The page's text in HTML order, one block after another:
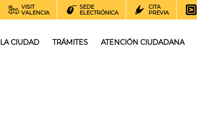
VISIT
VALENCIA
SEDE
ELECTRÓNICA
CITA
PREVIA
LA CIUDAD TRÁMITES ATENCIÓN CIUDADANA